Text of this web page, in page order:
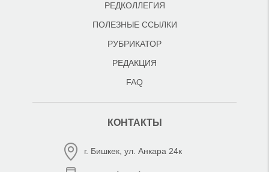
РЕДКОЛЛЕГИЯ
ПОЛЕЗНЫЕ ССЫЛКИ
РУБРИКАТОР
РЕДАКЦИЯ
FAQ
КОНТАКТЫ
г. Бишкек, ул. Анкара 24к